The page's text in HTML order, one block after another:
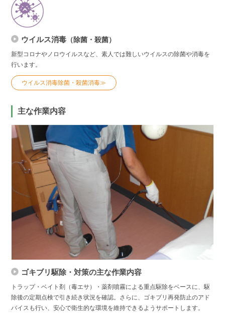
ウイルス消毒 （除菌・殺菌）
新型コロナやノロウイルスなど、素人では難しいウイルスの除菌や消毒を
行います。
ウイルス消毒除菌・殺菌消毒≫
主な作業内容
ゴキブリ駆除・対策の主な作業内容
トラップ・ベイト剤（毒エサ）・薬剤噴霧による重点駆除をベースに、駆
除後の定期点検で引き続き状況を確認。さらに、ゴキブリ再発防止のアド
バイスも行い、安心で衛生的な環境を維持できるようサポートします。